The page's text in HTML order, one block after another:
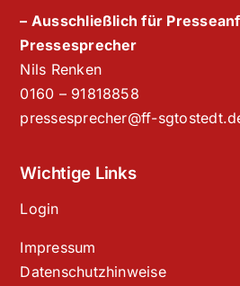
– Ausschließlich für
Pressesprecher
Nils Renken
‭0160 – 91818858‬
pressesprecher@ff-
Wichtige Links
Login
Impressum
Datenschutzhinweise